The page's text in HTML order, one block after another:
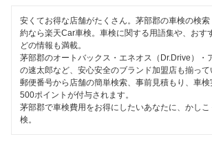
芦別市
網走郡
網走市
虻田郡
特典あり
早割りあり
クレジットカードOK
土日祝OK
ENEOS
オートバックス
出光リテール車検
アイックス車検
出光興産「らくらく安心車検」
安くてお得な店舗がたくさん。茅部郡の車検の検
約なら楽天Car車検。車検に関する用語集や、おす
どの情報も満載。
茅部郡のオートバックス・エネオス（Dr.Drive）・
の速太郎など、安心安全のブランド加盟店も揃って
郵便番号から店舗の簡単検索、事前見積もり、車検
500ポイントが付与されます。
茅部郡で車検費用をお得にしたいあなたに、かし
検。